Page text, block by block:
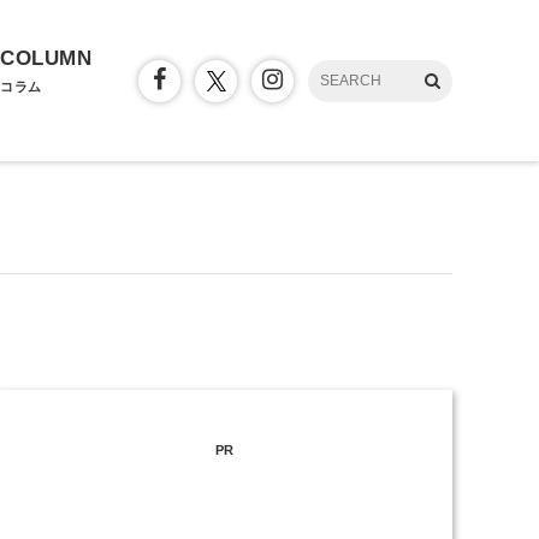
COLUMN
コラム
PR